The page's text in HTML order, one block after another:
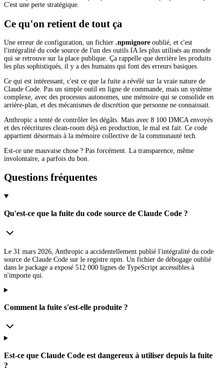
C'est une perte stratégique.
Ce qu'on retient de tout ça
Une erreur de configuration, un fichier .npmignore oublié, et c'est
l'intégralité du code source de l'un des outils IA les plus utilisés au monde
qui se retrouve sur la place publique. Ça rappelle que derrière les produits
les plus sophistiqués, il y a des humains qui font des erreurs basiques.
Ce qui est intéressant, c'est ce que la fuite a révélé sur la vraie nature de
Claude Code. Pas un simple outil en ligne de commande, mais un système
complexe, avec des processus autonomes, une mémoire qui se consolide en
arrière-plan, et des mécanismes de discrétion que personne ne connaissait.
Anthropic a tenté de contrôler les dégâts. Mais avec 8 100 DMCA envoyés
et des réécritures clean-room déjà en production, le mal est fait. Ce code
appartient désormais à la mémoire collective de la communauté tech.
Est-ce une mauvaise chose ? Pas forcément. La transparence, même
involontaire, a parfois du bon.
Questions fréquentes
Qu'est-ce que la fuite du code source de Claude Code ?
Le 31 mars 2026, Anthropic a accidentellement publié l'intégralité du code
source de Claude Code sur le registre npm. Un fichier de débogage oublié
dans le package a exposé 512 000 lignes de TypeScript accessibles à
n'importe qui.
Comment la fuite s'est-elle produite ?
Est-ce que Claude Code est dangereux à utiliser depuis la fuite
?